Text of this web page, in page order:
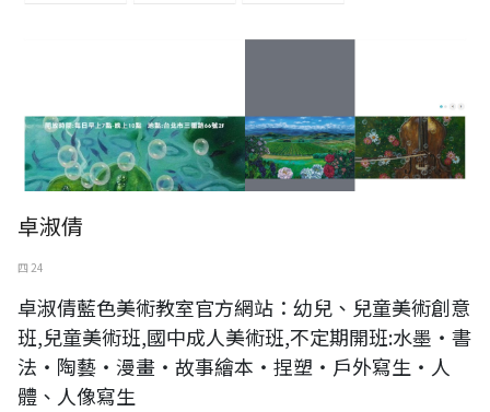
卓淑倩
四 24
卓淑倩藍色美術教室官方網站：幼兒、兒童美術創意
班,兒童美術班,國中成人美術班,不定期開班:水墨‧書
法‧陶藝‧漫畫‧故事繪本‧捏塑‧戶外寫生‧人
體、人像寫生